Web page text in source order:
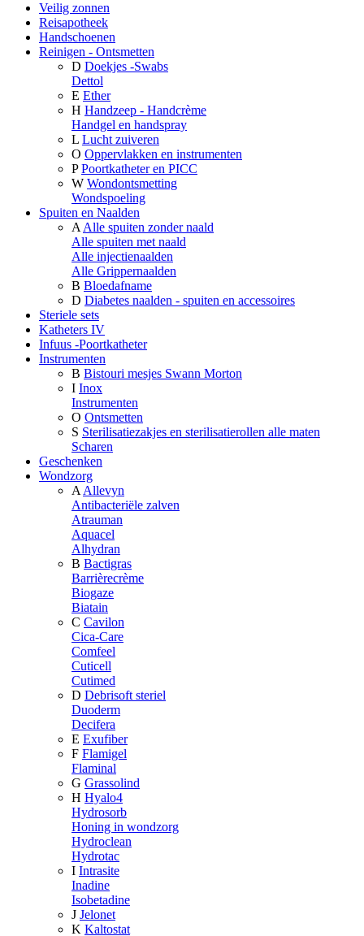
Veilig zonnen
Reisapotheek
Handschoenen
Reinigen - Ontsmetten
D Doekjes -Swabs
Dettol
E Ether
H Handzeep - Handcrème
Handgel en handspray
L Lucht zuiveren
O Oppervlakken en instrumenten
P Poortkatheter en PICC
W Wondontsmetting
Wondspoeling
Spuiten en Naalden
A Alle spuiten zonder naald
Alle spuiten met naald
Alle injectienaalden
Alle Grippernaalden
B Bloedafname
D Diabetes naalden - spuiten en accessoires
Steriele sets
Katheters IV
Infuus -Poortkatheter
Instrumenten
B Bistouri mesjes Swann Morton
I Inox
Instrumenten
O Ontsmetten
S Sterilisatiezakjes en sterilisatierollen alle maten
Scharen
Geschenken
Wondzorg
A Allevyn
Antibacteriële zalven
Atrauman
Aquacel
Alhydran
B Bactigras
Barrièrecrème
Biogaze
Biatain
C Cavilon
Cica-Care
Comfeel
Cuticell
Cutimed
D Debrisoft steriel
Duoderm
Decifera
E Exufiber
F Flamigel
Flaminal
G Grassolind
H Hyalo4
Hydrosorb
Honing in wondzorg
Hydroclean
Hydrotac
I Intrasite
Inadine
Isobetadine
J Jelonet
K Kaltostat